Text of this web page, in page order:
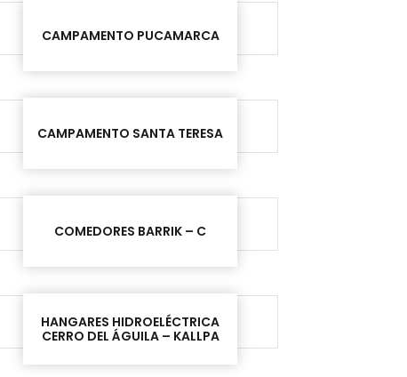
CAMPAMENTO PUCAMARCA
CAMPAMENTO SANTA TERESA
COMEDORES BARRIK – C
HANGARES HIDROELÉCTRICA
CERRO DEL ÁGUILA – KALLPA